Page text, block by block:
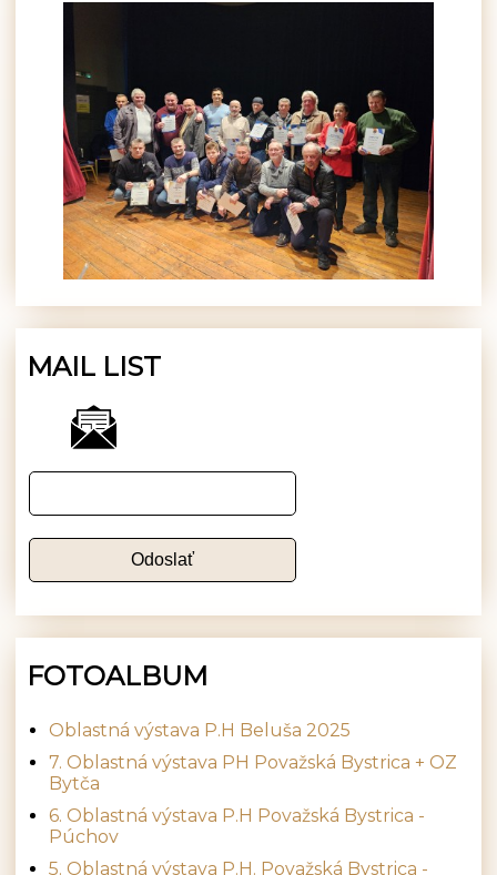
MAIL LIST
FOTOALBUM
Oblastná výstava P.H Beluša 2025
7. Oblastná výstava PH Považská Bystrica + OZ
Bytča
6. Oblastná výstava P.H Považská Bystrica -
Púchov
5. Oblastná výstava P.H. Považská Bystrica -